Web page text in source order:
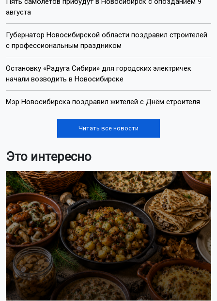
августа
Губернатор Новосибирской области поздравил строителей
с профессиональным праздником
Остановку «Радуга Сибири» для городских электричек
начали возводить в Новосибирске
Мэр Новосибирска поздравил жителей с Днём строителя
Читать все новости
Это интересно